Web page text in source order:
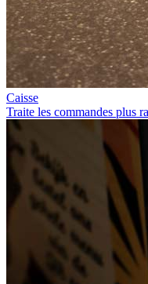
Caisse
Traite les commandes plus